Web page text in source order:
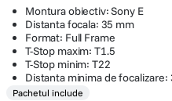
Montura obiectiv: Sony E
Distanta focala: 35 mm
Format: Full Frame
T-Stop maxim: T1.5
T-Stop minim: T22
Distanta minima de focalizare:
Pachetul include